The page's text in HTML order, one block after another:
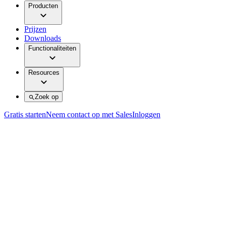
Producten
Prijzen
Downloads
Functionaliteiten
Resources
Zoek op
Gratis startenNeem contact op met SalesInloggen